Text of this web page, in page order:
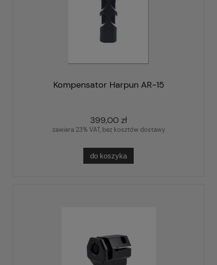
Kompensator Harpun AR-15
399,00 zł
zawiera 23% VAT, bez kosztów dostawy
do koszyka